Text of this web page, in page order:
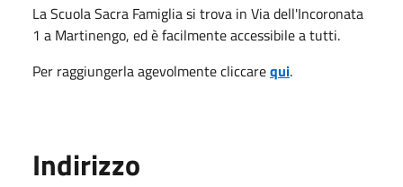
La Scuola Sacra Famiglia si trova in Via dell'Incoronata
1 a Martinengo, ed è facilmente accessibile a tutti.
Per raggiungerla agevolmente cliccarequi.
Indirizzo